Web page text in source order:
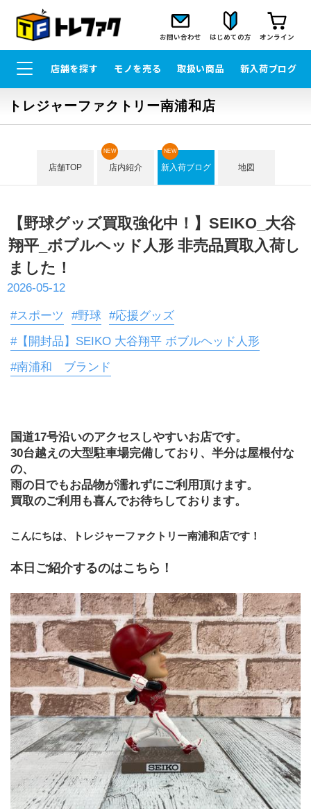
お問い合わせ はじめての方 オンライン
店舗を探す モノを売る 取扱い商品 新入荷ブログ
トレジャーファクトリー南浦和店
店舗TOP 店内紹介
NEW
新入荷ブログ
NEW
地図
【野球グッズ買取強化中！】SEIKO_大谷
翔平_ボブルヘッド人形 非売品買取入荷し
ました！
2026-05-12
#スポーツ #野球 #応援グッズ
#【開封品】SEIKO 大谷翔平 ボブルヘッド人形
#南浦和 ブランド
国道17号沿いのアクセスしやすいお店です。
30台越えの大型駐車場完備しており、半分は屋根付な
の、
雨の日でもお品物が濡れずにご利用頂けます。
買取のご利用も喜んでお待ちしております。
こんにちは、トレジャーファクトリー南浦和店です！
本日ご紹介するのはこちら！